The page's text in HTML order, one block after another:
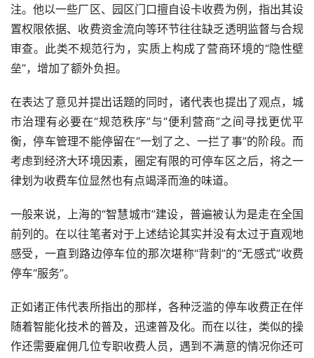
注。他以一些厂区、园区门口擅自设卡收费为例，指出其设
置权限依据、收费资金流向等环节往往缺乏透明监督与合规
审查。此类不规范行为，实质上构成了营商环境的“隐性壁
垒”，增加了额外负担。
在表达了意见并提出话题的同时，诸代表也提出了观点，城
市治理有必要在“规范秩序”与“便利营商”之间寻找更优平
衡，停车管理不能停留在“一划了之、一拦了事”的阶段。而
考虑到经济大环境因素，圈定有限的可停车区之后，将之一
律划为收费车位显然也有点竭泽而渔的味道。
一般来说，上海的“智慧城市”建设，普遍被认为是走在全国
前列的。在以往笔者对于上述结论其实并没有太过于直观地
感受，一直到路边停车位的那次堪称“背刺”的“无感式”收费
停车“服务”。
正如诸正伟代表所指出的那样，各种泛滥的停车收费正在伴
随着智能化技术的普及，迅速普及化。而在以往，类似的操
作还需要雇佣几位专职收费人员，遇到不满意的情况你还可